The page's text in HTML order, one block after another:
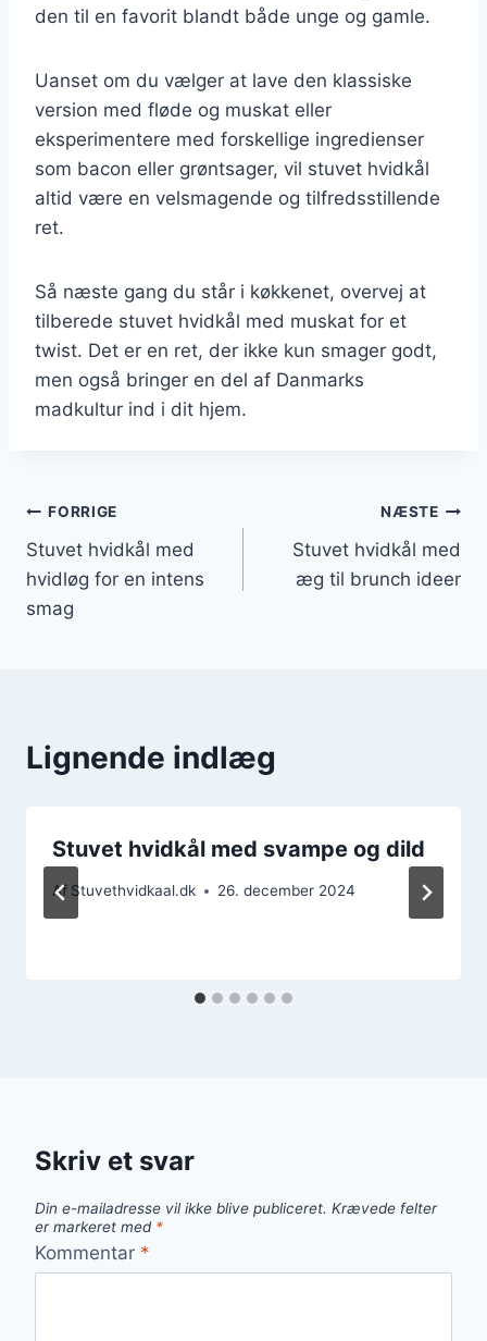
den til en favorit blandt både unge og gamle.
Uanset om du vælger at lave den klassiske
version med fløde og muskat eller
eksperimentere med forskellige ingredienser
som bacon eller grøntsager, vil stuvet hvidkål
altid være en velsmagende og tilfredsstillende
ret.
Så næste gang du står i køkkenet, overvej at
tilberede stuvet hvidkål med muskat for et
twist. Det er en ret, der ikke kun smager godt,
men også bringer en del af Danmarks
madkultur ind i dit hjem.
Indlægsnavigation
FORRIGE
Stuvet hvidkål med
hvidløg for en intens
smag
NÆSTE
Stuvet hvidkål med
æg til brunch ideer
Lignende indlæg
Stuvet hvidkål med svampe og dild
Af Stuvethvidkaal.dk 26. december 2024
Skriv et svar
Din e-mailadresse vil ikke blive publiceret. Krævede felter
er markeret med *
Kommentar *